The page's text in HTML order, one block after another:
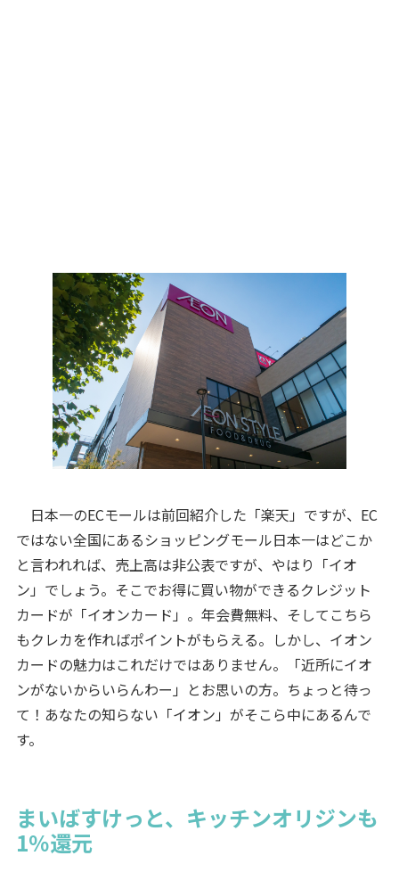
日本一のECモールは前回紹介した「楽天」ですが、EC
ではない全国にあるショッピングモール日本一はどこか
と言われれば、売上高は非公表ですが、やはり「イオ
ン」でしょう。そこでお得に買い物ができるクレジット
カードが「イオンカード」。年会費無料、そしてこちら
もクレカを作ればポイントがもらえる。しかし、イオン
カードの魅力はこれだけではありません。「近所にイオ
ンがないからいらんわー」とお思いの方。ちょっと待っ
て！あなたの知らない「イオン」がそこら中にあるんで
す。
まいばすけっと、キッチンオリジンも
1％還元